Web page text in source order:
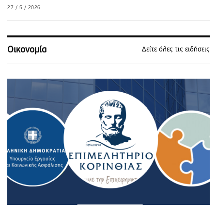
27 / 5 / 2026
Οικονομία Δείτε όλες τις ειδήσεις